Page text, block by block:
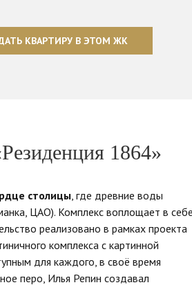
КВАРТИРУ В ЭТОМ ЖК
1864»
столицы, где древние воды
ЦАО). Комплекс воплощает в себе
реализовано в рамках проекта
комплекса с картинной
для каждого, в своё время
перо, Илья Репин создавал